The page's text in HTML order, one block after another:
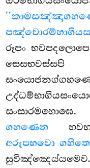
රූපං
ගහණෙන
අරූපභවො
සුවිඤ්ඤෙය්යමෙව.